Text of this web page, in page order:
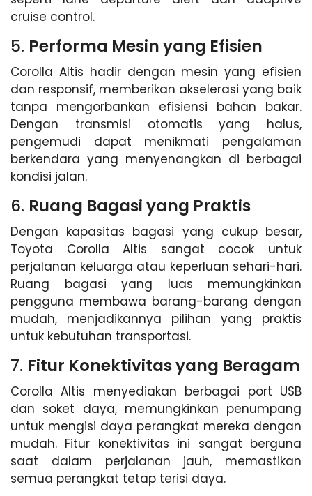
cruise control.
5. Performa Mesin yang Efisien
Corolla Altis hadir dengan mesin yang efisien
dan responsif, memberikan akselerasi yang baik
tanpa mengorbankan efisiensi bahan bakar.
Dengan transmisi otomatis yang halus,
pengemudi dapat menikmati pengalaman
berkendara yang menyenangkan di berbagai
kondisi jalan.
6. Ruang Bagasi yang Praktis
Dengan kapasitas bagasi yang cukup besar,
Toyota Corolla Altis sangat cocok untuk
perjalanan keluarga atau keperluan sehari-hari.
Ruang bagasi yang luas memungkinkan
pengguna membawa barang-barang dengan
mudah, menjadikannya pilihan yang praktis
untuk kebutuhan transportasi.
7. Fitur Konektivitas yang Beragam
Corolla Altis menyediakan berbagai port USB
dan soket daya, memungkinkan penumpang
untuk mengisi daya perangkat mereka dengan
mudah. Fitur konektivitas ini sangat berguna
saat dalam perjalanan jauh, memastikan
semua perangkat tetap terisi daya.